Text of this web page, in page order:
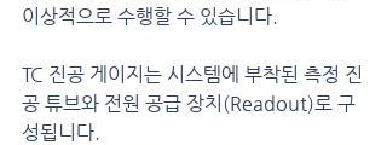
이상적으로 수행할 수 있습니다.
TC 진공 게이지는 시스템에 부착된 측정 진
공 튜브와 전원 공급 장치(Readout)로 구
성됩니다.